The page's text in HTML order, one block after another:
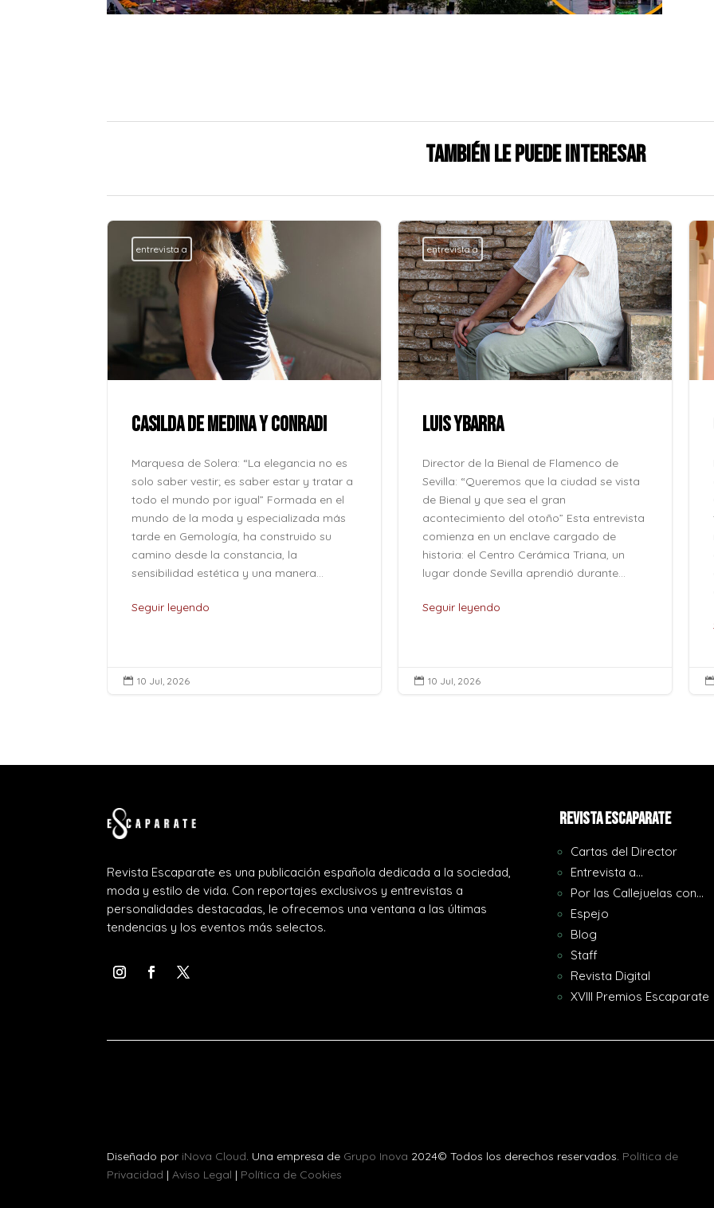
También le puede interesar
entrevista a
CASILDA DE MEDINA Y CONRADI
Marquesa de Solera: “La elegancia no es
solo saber vestir; es saber estar y tratar a
todo el mundo por igual” Formada en el
mundo de la moda y especializada más
tarde en Gemología, ha construido su
camino desde la constancia, la
sensibilidad estética y una manera...
Seguir leyendo
 10 Jul, 2026
entrevista a
LUIS YBARRA
Director de la Bienal de Flamenco de
Sevilla: “Queremos que la ciudad se vista
de Bienal y que sea el gran
acontecimiento del otoño” Esta entrevista
comienza en un enclave cargado de
historia: el Centro Cerámica Triana, un
lugar donde Sevilla aprendió durante...
Seguir leyendo
 10 Jul, 2026 
Revista Escaparate es una publicación española dedicada a la sociedad,
moda y estilo de vida. Con reportajes exclusivos y entrevistas a
personalidades destacadas, le ofrecemos una ventana a las últimas
tendencias y los eventos más selectos.
REVISTA ESCAPARATE
Cartas del Director
Entrevista a…
Por las Callejuelas con…
Espejo
Blog
Staff
Revista Digital
XVIII Premios Escaparate
Diseñado por iNova Cloud. Una empresa de Grupo Inova 2024© Todos los derechos reservados. Política de
Privacidad |Aviso Legal | Política de Cookies